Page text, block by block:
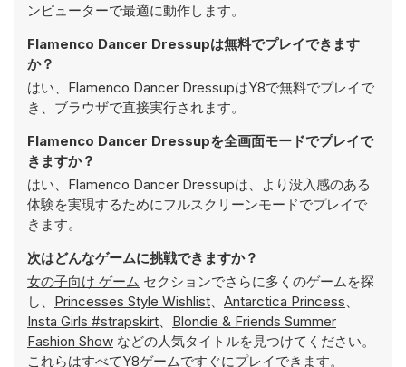
ンピューターで最適に動作します。
Flamenco Dancer Dressupは無料でプレイできます
か？
はい、Flamenco Dancer DressupはY8で無料でプレイで
き、ブラウザで直接実行されます。
Flamenco Dancer Dressupを全画面モードでプレイで
きますか？
はい、Flamenco Dancer Dressupは、より没入感のある
体験を実現するためにフルスクリーンモードでプレイで
きます。
次はどんなゲームに挑戦できますか？
女の子向け ゲーム セクションでさらに多くのゲームを探
し、 Princesses Style Wishlist、 Antarctica Princess、
Insta Girls #strapskirt、 Blondie & Friends Summer
Fashion Show などの人気タイトルを見つけてください。
これらはすべてY8ゲームですぐにプレイできます。